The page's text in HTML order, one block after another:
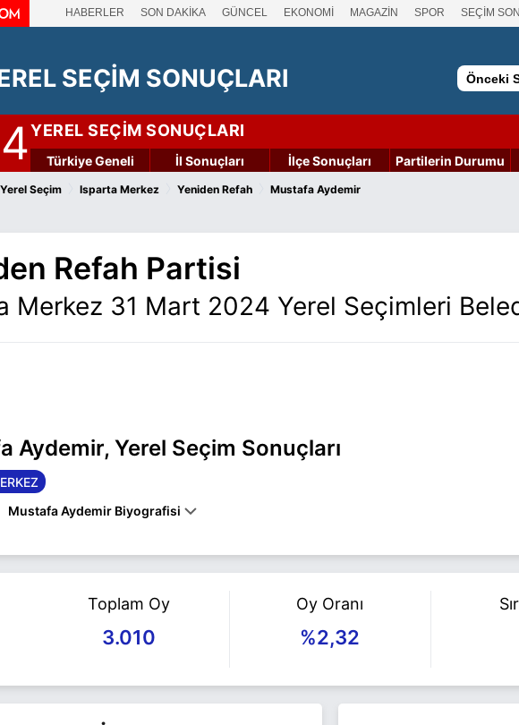
HABERLER SON DAKİKA GÜNCEL EKONOMİ MAGAZİN SPOR SEÇİM
SEÇİM SONUÇLARI Önceki
YEREL SEÇİM SONUÇLARI
Türkiye Geneli İl Sonuçları İlçe Sonuçları Partilerin Durumu
Seçim Isparta Merkez Yeniden Refah Mustafa Aydemir
Refah Partisi
Merkez 31 Mart 2024 Yerel Seçimleri
Aydemir, Yerel Seçim Sonuçları
Mustafa Aydemir Biyografisi
Mustafa Aydemir ile ilgili daha fazla bilgi için
Mustafa Aydemir Haberleri sayfamızı
Toplam Oy
3.010
Oy Oranı
%2,32